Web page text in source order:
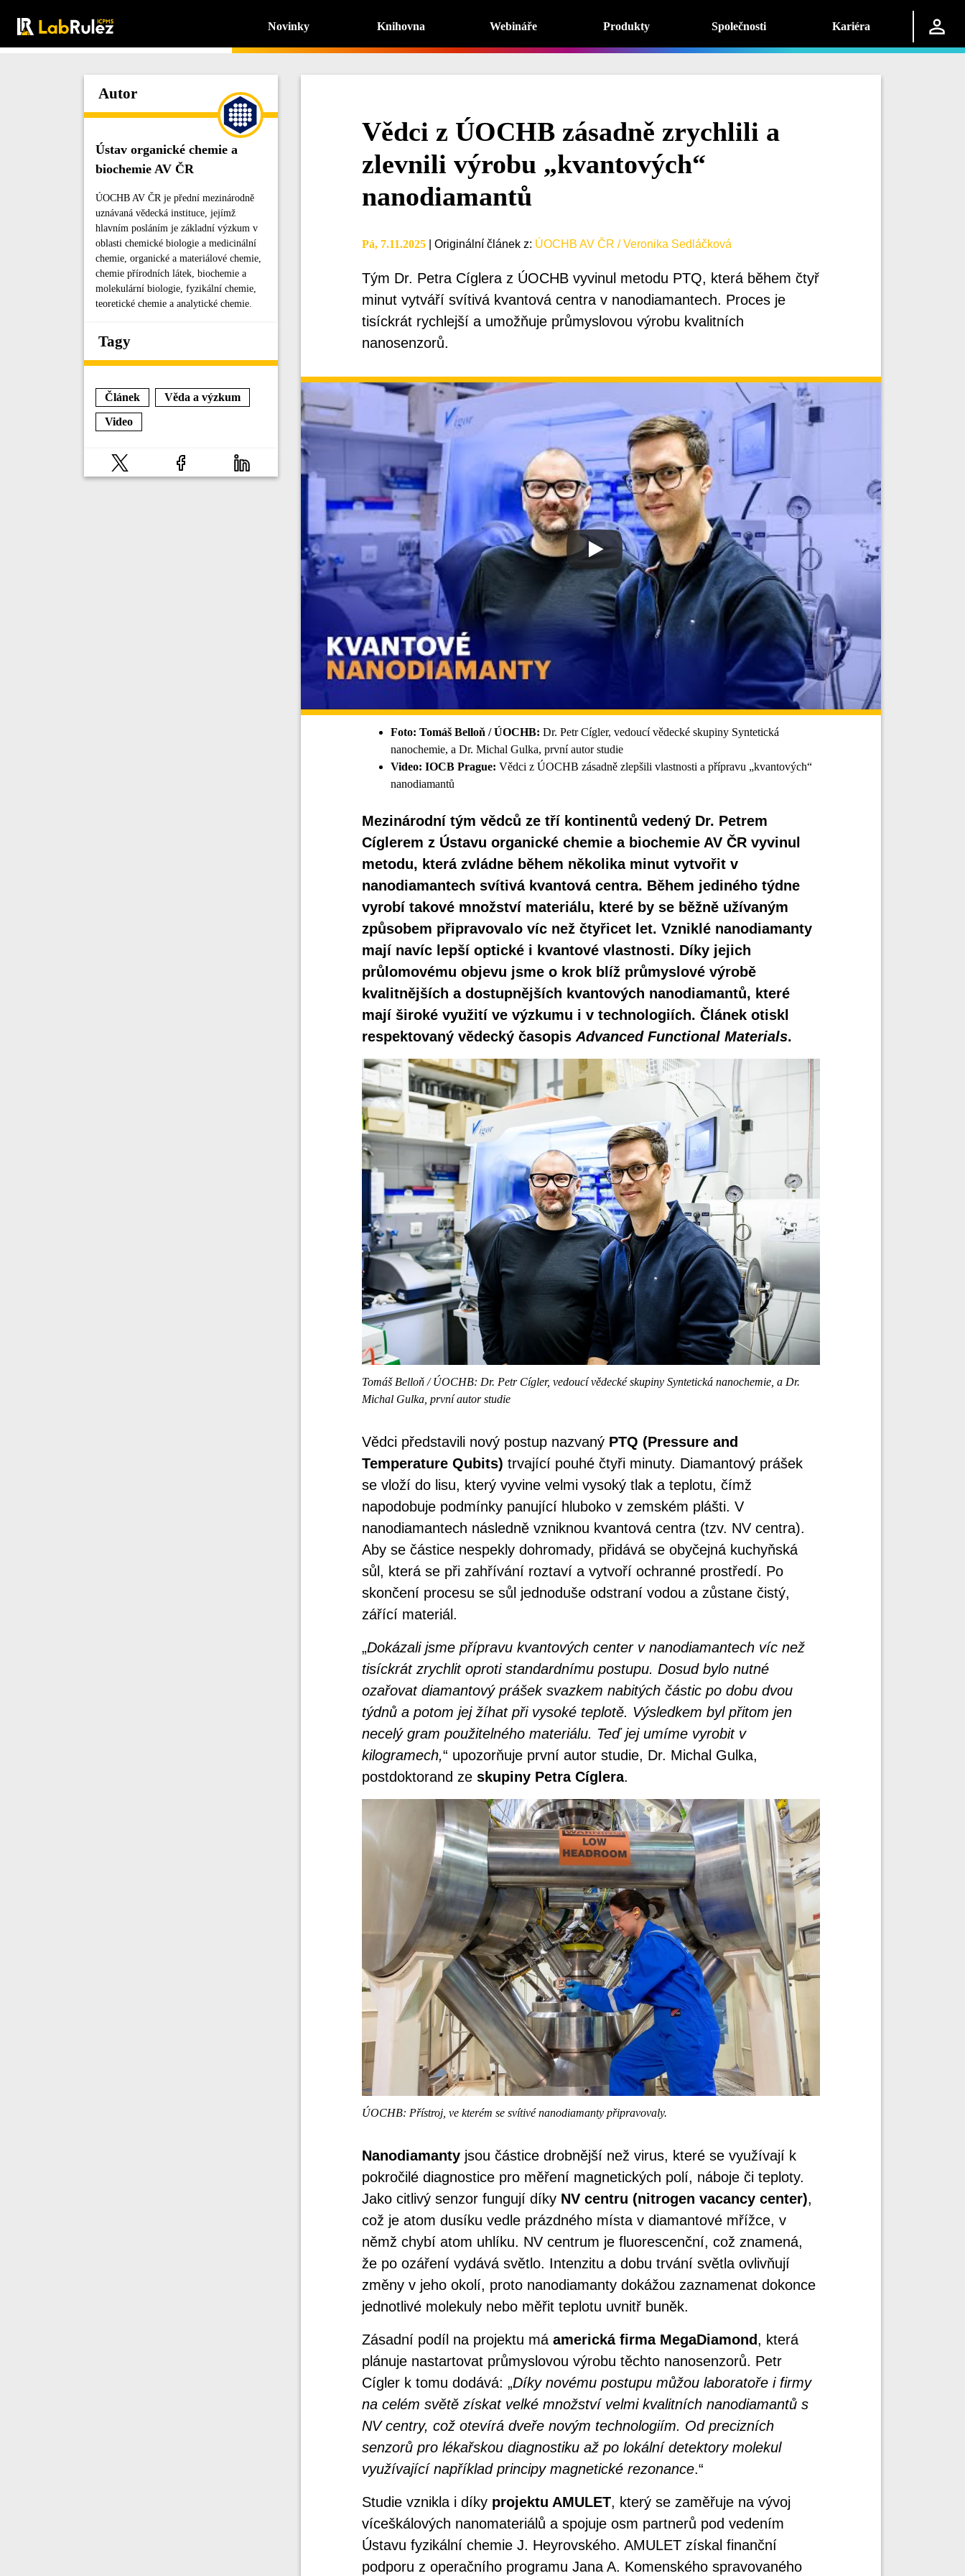
Novinky Knihovna Webináře Produkty Společnosti Kariéra
Autor
Ústav organické chemie a
biochemie AV ČR
ÚOCHB AV ČR je přední mezinárodně
uznávaná vědecká instituce, jejímž
hlavním posláním je základní výzkum v
oblasti chemické biologie a medicinální
chemie, organické a materiálové chemie,
chemie přírodních látek, biochemie a
molekulární biologie, fyzikální chemie,
teoretické chemie a analytické chemie.
Tagy
Článek
Věda a výzkum
Video
Vědci z ÚOCHB zásadně zrychlili a
zlevnili výrobu „kvantových“
nanodiamantů
Pá, 7.11.2025 Originální článek z: ÚOCHB AV ČR / Veronika Sedláčková
Tým Dr. Petra Cíglera z ÚOCHB vyvinul metodu PTQ, která během čtyř
minut vytváří svítivá kvantová centra v nanodiamantech. Proces je
tisíckrát rychlejší a umožňuje průmyslovou výrobu kvalitních
nanosenzorů.
Foto: Tomáš Belloň / ÚOCHB: Dr. Petr Cígler, vedoucí vědecké skupiny Syntetická
nanochemie, a Dr. Michal Gulka, první autor studie
Video: IOCB Prague: Vědci z ÚOCHB zásadně zlepšili vlastnosti a přípravu „kvantových“
nanodiamantů
Mezinárodní tým vědců ze tří kontinentů vedený Dr. Petrem
Cíglerem z Ústavu organické chemie a biochemie AV ČR vyvinul
metodu, která zvládne během několika minut vytvořit v
nanodiamantech svítivá kvantová centra. Během jediného týdne
vyrobí takové množství materiálu, které by se běžně užívaným
způsobem připravovalo víc než čtyřicet let. Vzniklé nanodiamanty
mají navíc lepší optické i kvantové vlastnosti. Díky jejich
průlomovému objevu jsme o krok blíž průmyslové výrobě
kvalitnějších a dostupnějších kvantových nanodiamantů, které
mají široké využití ve výzkumu i v technologiích. Článek otiskl
respektovaný vědecký časopis Advanced Functional Materials.
Tomáš Belloň / ÚOCHB: Dr. Petr Cígler, vedoucí vědecké skupiny Syntetická nanochemie, a Dr.
Michal Gulka, první autor studie
Vědci představili nový postup nazvaný PTQ (Pressure and
Temperature Qubits) trvající pouhé čtyři minuty. Diamantový prášek
se vloží do lisu, který vyvine velmi vysoký tlak a teplotu, čímž
napodobuje podmínky panující hluboko v zemském plášti. V
nanodiamantech následně vzniknou kvantová centra (tzv. NV centra).
Aby se částice nespekly dohromady, přidává se obyčejná kuchyňská
sůl, která se při zahřívání roztaví a vytvoří ochranné prostředí. Po
skončení procesu se sůl jednoduše odstraní vodou a zůstane čistý,
zářící materiál.
„Dokázali jsme přípravu kvantových center v nanodiamantech víc než
tisíckrát zrychlit oproti standardnímu postupu. Dosud bylo nutné
ozařovat diamantový prášek svazkem nabitých částic po dobu dvou
týdnů a potom jej žíhat při vysoké teplotě. Výsledkem byl přitom jen
necelý gram použitelného materiálu. Teď jej umíme vyrobit v
kilogramech,“ upozorňuje první autor studie, Dr. Michal Gulka,
postdoktorand ze skupiny Petra Cíglera.
ÚOCHB: Přístroj, ve kterém se svítivé nanodiamanty připravovaly.
Nanodiamantyjsou částice drobnější než virus, které se využívají k
pokročilé diagnostice pro měření magnetických polí, náboje či teploty.
Jako citlivý senzor fungují díky NV centru (nitrogen vacancy center),
což je atom dusíku vedle prázdného místa v diamantové mřížce, v
němž chybí atom uhlíku. NV centrum je fluorescenční, což znamená,
že po ozáření vydává světlo. Intenzitu a dobu trvání světla ovlivňují
změny v jeho okolí, proto nanodiamanty dokážou zaznamenat dokonce
jednotlivé molekuly nebo měřit teplotu uvnitř buněk.
Zásadní podíl na projektu má americká firma MegaDiamond, která
plánuje nastartovat průmyslovou výrobu těchto nanosenzorů. Petr
Cígler k tomu dodává: „Díky novému postupu můžou laboratoře i firmy
na celém světě získat velké množství velmi kvalitních nanodiamantů s
NV centry, což otevírá dveře novým technologiím. Od precizních
senzorů pro lékařskou diagnostiku až po lokální detektory molekul
využívající například principy magnetické rezonance.“
Studie vznikla i díky projektu AMULET, který se zaměřuje na vývoj
víceškálových nanomateriálů a spojuje osm partnerů pod vedením
Ústavu fyzikální chemie J. Heyrovského. AMULET získal finanční
podporu z operačního programu Jana A. Komenského spravovaného